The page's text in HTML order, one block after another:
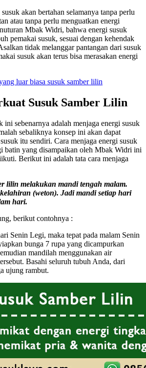
akan bertahan selamanya tanpa perlu
atau tanpa perlu menguatkan energi
Mbak Widri, bahwa energi susuk
pemakai susuk, sesuai dengan kehendak
tidak melanggar pantangan dari susuk
susuk akan terus bisa merasakan energi
luar biasa susuk samber lilin
Susuk Samber Lilin
ini sebenarnya adalah menjaga energi susuk
sebaliknya konsep ini akan dapat
itu sendiri. Cara menjaga energi susuk
batin yang disampaikan oleh Mbak Widri ini
Berikut ini adalah tata cara menjaga
lilin melakukan mandi tengah malam.
(weton). Jadi mandi setiap hari
hari.
berikut contohnya :
Senin Legi, maka tepat pada malam Senin
bunga 7 rupa yang dicampurkan
mandilah menggunakan air
Basahi seluruh tubuh Anda, dari
ujung rambut.